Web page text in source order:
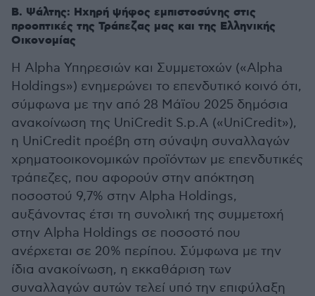
B. Ψάλτης: Ηχηρή ψήφος εμπιστοσύνης στις
προοπτικές της Τράπεζας μας και της Ελληνικής
Οικονομίας
Η Alpha Υπηρεσιών και Συμμετοχών («Alpha
Holdings») ενημερώνει το επενδυτικό κοινό ότι,
σύμφωνα με την από 28 Μάϊου 2025 δημόσια
ανακοίνωση της UniCredit S.p.A («UniCredit»),
η UniCredit προέβη στη σύναψη συναλλαγών
χρηματοοικονομικών προϊόντων με επενδυτικές
τράπεζες, που αφορούν στην απόκτηση
ποσοστού 9,7% στην Alpha Holdings,
αυξάνοντας έτσι τη συνολική της συμμετοχή
στην Alpha Holdings σε ποσοστό που
ανέρχεται σε 20% περίπου. Σύμφωνα με την
ίδια ανακοίνωση, η εκκαθάριση των
συναλλαγών αυτών τελεί υπό την επιφύλαξη